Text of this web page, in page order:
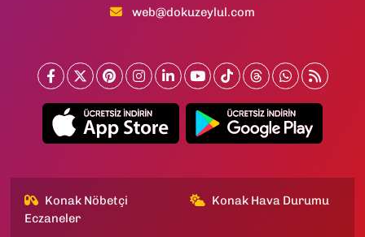
web@dokuzeylul.com
Konak Nöbetçi
Eczaneler
Konak Hava Durumu